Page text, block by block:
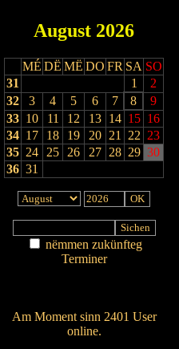
August 2026
MÉ DË MË DO FR SA SO
31
1
2
32
3 4 5 6 7 8
9
33 10 11 12 13 14 15 16
34 17 18 19 20 21 22 23
35 24 25 26 27 28 29 30
36 31
nëmmen zukünfteg
Terminer
Am Moment sinn 2401 User
online.